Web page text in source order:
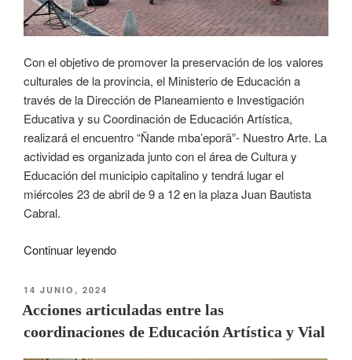
Con el objetivo de promover la preservación de los valores
culturales de la provincia, el Ministerio de Educación a
través de la Dirección de Planeamiento e Investigación
Educativa y su Coordinación de Educación Artística,
realizará el encuentro “Ñande mba’eporã”- Nuestro Arte. La
actividad es organizada junto con el área de Cultura y
Educación del municipio capitalino y tendrá lugar el
miércoles 23 de abril de 9 a 12 en la plaza Juan Bautista
Cabral.
Continuar leyendo
14 JUNIO, 2024
Acciones articuladas entre las
coordinaciones de Educación Artística y Vial